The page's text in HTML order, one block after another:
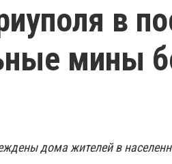
в
мины
дома жителей в